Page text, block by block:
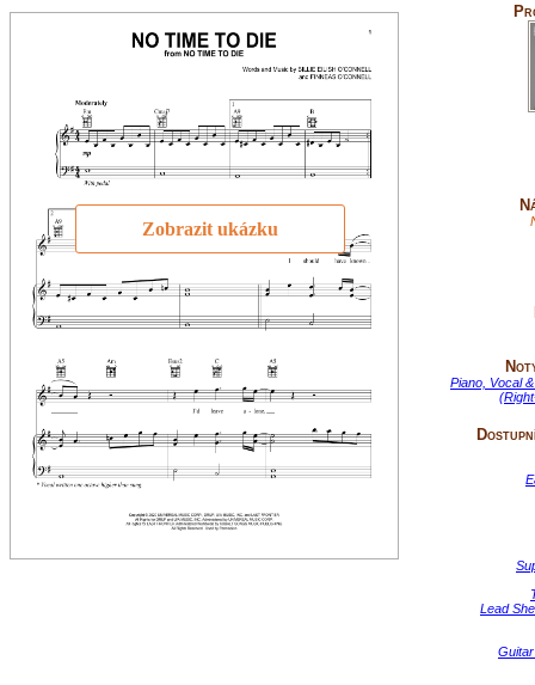
Zobrazit ukázku
Piano, Vocal
Lead